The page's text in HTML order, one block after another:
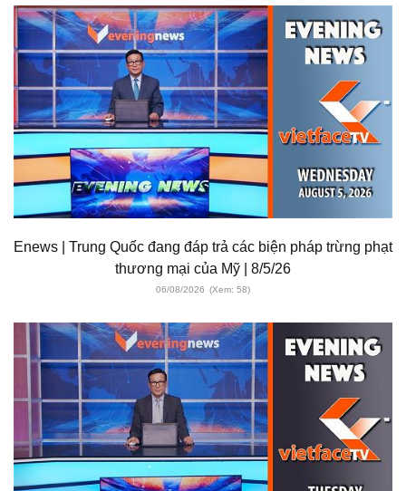
Enews | Trung Quốc đang đáp trả các biện pháp trừng phạt
thương mại của Mỹ | 8/5/26
06/08/2026 (Xem: 58)